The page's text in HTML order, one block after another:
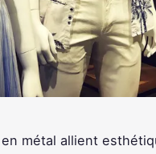
métal allient